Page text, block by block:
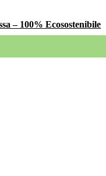
– 100% Ecosostenibile